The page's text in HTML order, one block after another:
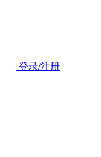
登录/注册